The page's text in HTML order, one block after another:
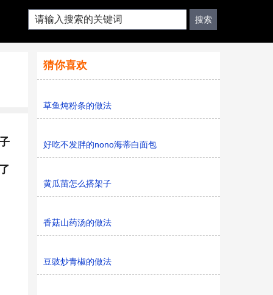
猜你喜欢
草鱼炖粉条的做法
好吃不发胖的nono海蒂白面包
黄瓜苗怎么搭架子
香菇山药汤的做法
豆豉炒青椒的做法